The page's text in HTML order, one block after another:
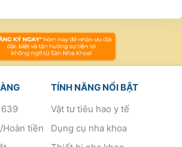
Hoàn tiền
TÍNH NĂNG NỔI BẬT
Vật tư tiêu hao y tế
Dụng cụ nha khoa